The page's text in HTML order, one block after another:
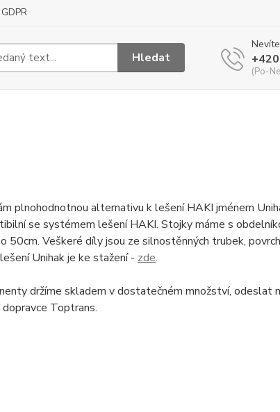
GDPR
Hledat
(Po-
plnohodnotnou alternativu k lešení HAKI jménem
se systémem lešení HAKI. Stojky máme s
50cm. Veškeré díly jsou ze silnostěnných trubek,
Unihak je ke stažení - zde.
držíme skladem v dostatečném množství, odeslat
Toptrans.